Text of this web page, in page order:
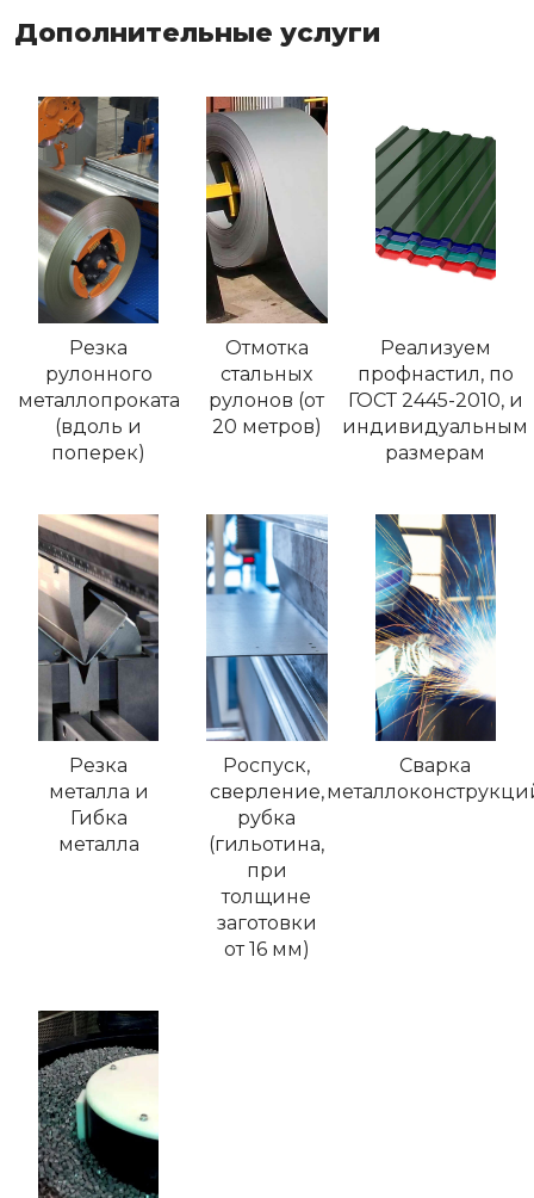
Дополнительные услуги
Резка
рулонного
металлопроката
(вдоль и
поперек)
Отмотка
стальных
рулонов (от
20 метров)
Реализуем
профнастил, по
ГОСТ 2445-2010, и
индивидуальным
размерам
Резка
металла и
Гибка
металла
Роспуск,
сверление,
рубка
(гильотина,
при
толщине
заготовки
от 16 мм)
Сварка